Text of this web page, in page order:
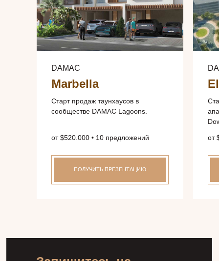
ПОЛУЧИТЬ ПРЕЗЕНТАЦИЮ
от $520.000 • 10 предложений
Старт продаж таунхаусов в
сообществе DAMAC Lagoons.
Marbella
DAMAC
от